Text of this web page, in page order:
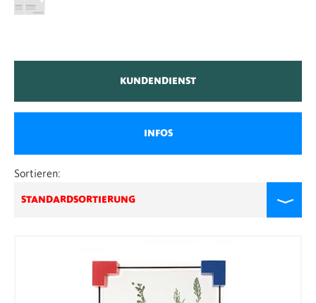
KUNDENDIENST
INFOS
Sortieren:
STANDARDSORTIERUNG